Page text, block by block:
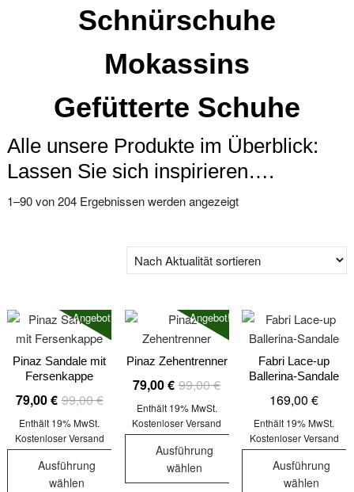
Schnürschuhe
Mokassins
Gefütterte Schuhe
Alle unsere Produkte im Überblick:
Lassen Sie sich inspirieren….
1–90 von 204 Ergebnissen werden angezeigtNach
Angebot!
Pinaz Sandale mit
Fersenkappe
99,00€Ursprünglicher
war:
99,00 €
79,00€
Aktueller
ist:
79,00 €.
Enthält 19% MwSt.
Kostenloser Versand
Ausführung
wählen
Angebot!
Pinaz Zehentrenner
99,00€Ursprünglicher
war:
99,00 €
79,00€
Aktueller
ist:
79,00 €.
Enthält 19% MwSt.
Kostenloser Versand
Ausführung
wählen
Fabri Lace-up
Ballerina-Sandale
169,00€
Enthält 19% MwSt.
Kostenloser Versand
Ausführung
wählen